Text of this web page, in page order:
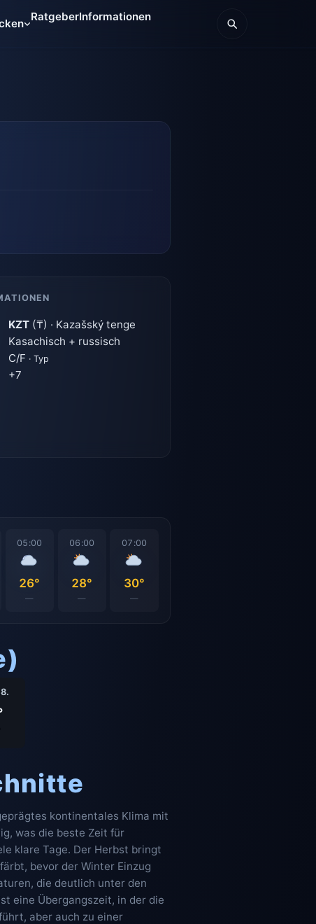
RatgeberInformationen
KZT (₸) · Kazašský tenge
Kasachisch + russisch
C/F · Typ
+7
05:00
26°
—
06:00
28°
—
07:00
30°
—
kontinentales Klima mit
was die beste Zeit für
klare Tage. Der Herbst bringt
bevor der Winter Einzug
die deutlich unter den
eine Übergangszeit, in der die
aber auch zu einer